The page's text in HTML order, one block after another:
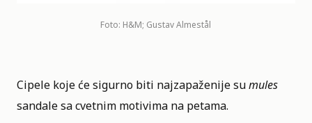
Foto: H&M; Gustav Almestål
Cipele koje će sigurno biti najzapaženije sumules
sandale sa cvetnim motivima na petama.